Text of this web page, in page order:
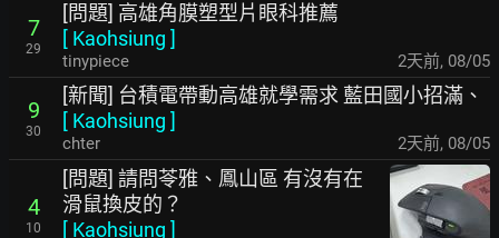
7
29
[問題] 高雄角膜塑型片眼科推薦
[ Kaohsiung ]
tinypiece 2天前, 08/05
9
30
[新聞] 台積電帶動高雄就學需求 藍田國小招滿、
[ Kaohsiung ]
chter 2天前, 08/05
4
10
[問題] 請問苓雅、鳳山區 有沒有在
滑鼠換皮的？
[ Kaohsiung ]